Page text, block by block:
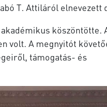
T. Attiláról elnevezett
köszöntötte.
volt. A megnyitót
támogatás- és